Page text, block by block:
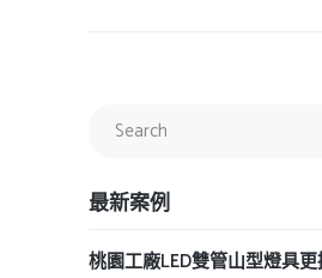
最新案例
桃園工廠LED雙管山型燈具